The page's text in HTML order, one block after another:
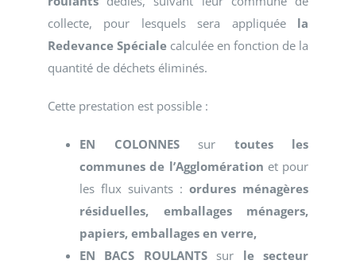
collecte, pour lesquels sera appliquéela
Redevance Spéciale calculée en fonction de la
quantité de déchets éliminés.
Cette prestation est possible :
EN COLONNESsur toutes les
communes de l’Agglomération et pour
les flux suivants : ordures ménagères
résiduelles, emballages ménagers,
papiers, emballages en verre,
EN BACS ROULANTSsur le secteur